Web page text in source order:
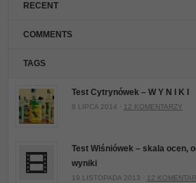
RECENT
COMMENTS
TAGS
Test Cytrynówek – W Y N I K I
8 LIPCA 2014 · 12 KOMENTARZY
Test Wiśniówek – skala ocen,
wyniki
19 LISTOPADA 2013 · 12